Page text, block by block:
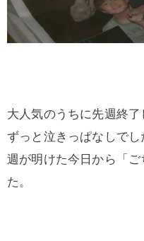
大人気のうちに先週終
ずっと泣きっぱなしでし
週が明けた今日から「
た。